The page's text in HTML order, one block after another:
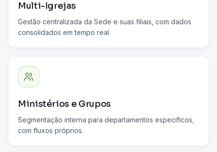
Multi-Igrejas
Gestão centralizada da Sede e suas filiais, com dados
consolidados em tempo real.
Ministérios e Grupos
Segmentação interna para departamentos específicos,
com fluxos próprios.